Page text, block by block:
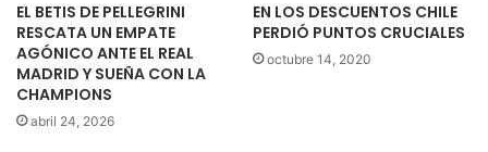
EL BETIS DE PELLEGRINI
RESCATA UN EMPATE
AGÓNICO ANTE EL REAL
MADRID Y SUEÑA CON LA
CHAMPIONS
abril 24, 2026
EN LOS DESCUENTOS CHILE
PERDIÓ PUNTOS CRUCIALES
octubre 14, 2020